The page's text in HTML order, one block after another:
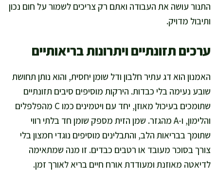
התנור עושה את העבודה ואתם רק צריכים לשמור על חום נכון
ותיבול מדויק.
ערכים תזונתיים ויתרונות בריאותיים
האמנון הוא דג עתיר חלבון ודל שומן יחסית, והוא נותן תחושת
שובע נעימה בלי כבדות. הירקות מוסיפים סיבים תזונתיים
שתומכים בעיכול מאוזן, יחד עם ויטמינים כמו C מהפלפלים
והלימון, ו-A מהגזר. שמן הזית מספק שומן חד בלתי רווי
שתומך בבריאות הלב, והתבלינים מוסיפים נוגדי חמצון בלי
צורך בסוכר מעובד או רטבים כבדים. זו מנה שמתאימה
לדיאטה מאוזנת ומעודדת אורח חיים בריא לאורך זמן.